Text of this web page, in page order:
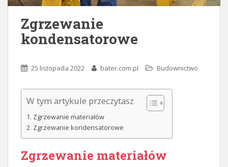
Zgrzewanie
kondensatorowe
25 listopada 2022 bater.com.pl Budownictwo
W tym artykule przeczytasz
Zgrzewanie materiałów
Zgrzewanie kondensatorowe
Zgrzewanie materiałów